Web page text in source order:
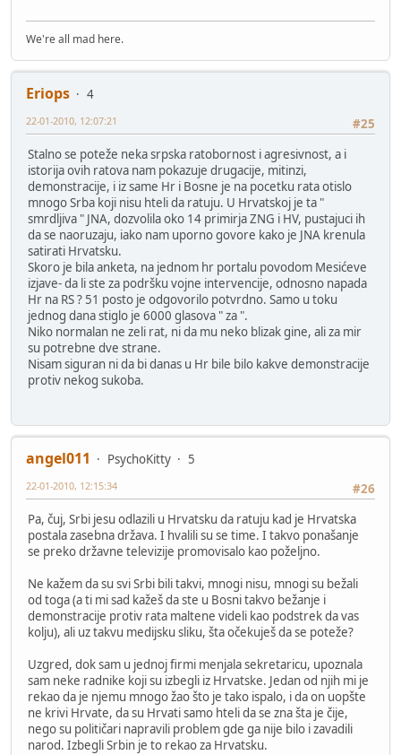
We're all mad here.
Eriops
4
#25
22-01-2010, 12:07:21
Stalno se poteže neka srpska ratobornost i agresivnost, a i
istorija ovih ratova nam pokazuje drugacije, mitinzi,
demonstracije, i iz same Hr i Bosne je na pocetku rata otislo
mnogo Srba koji nisu hteli da ratuju. U Hrvatskoj je ta "
smrdljiva " JNA, dozvolila oko 14 primirja ZNG i HV, pustajuci ih
da se naoruzaju, iako nam uporno govore kako je JNA krenula
satirati Hrvatsku.
Skoro je bila anketa, na jednom hr portalu povodom Mesićeve
izjave- da li ste za podršku vojne intervencije, odnosno napada
Hr na RS ? 51 posto je odgovorilo potvrdno. Samo u toku
jednog dana stiglo je 6000 glasova " za ".
Niko normalan ne zeli rat, ni da mu neko blizak gine, ali za mir
su potrebne dve strane.
Nisam siguran ni da bi danas u Hr bile bilo kakve demonstracije
protiv nekog sukoba.
angel011 PsychoKitty
5
#26
22-01-2010, 12:15:34
Pa, čuj, Srbi jesu odlazili u Hrvatsku da ratuju kad je Hrvatska
postala zasebna država. I hvalili su se time. I takvo ponašanje
se preko državne televizije promovisalo kao poželjno.
Ne kažem da su svi Srbi bili takvi, mnogi nisu, mnogi su bežali
od toga (a ti mi sad kažeš da ste u Bosni takvo bežanje i
demonstracije protiv rata maltene videli kao podstrek da vas
kolju), ali uz takvu medijsku sliku, šta očekuješ da se poteže?
Uzgred, dok sam u jednoj firmi menjala sekretaricu, upoznala
sam neke radnike koji su izbegli iz Hrvatske. Jedan od njih mi je
rekao da je njemu mnogo žao što je tako ispalo, i da on uopšte
ne krivi Hrvate, da su Hrvati samo hteli da se zna šta je čije,
nego su političari napravili problem gde ga nije bilo i zavadili
narod. Izbegli Srbin je to rekao za Hrvatsku.